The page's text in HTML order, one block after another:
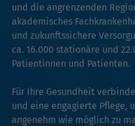
und die angrenzenden
akademisches
und zukunftssichere
ca. 16.000 stationäre und
Patientinnen und Patienten.
Für Ihre Gesundheit
und eine engagierte Pflege,
angenehm wie möglich zu